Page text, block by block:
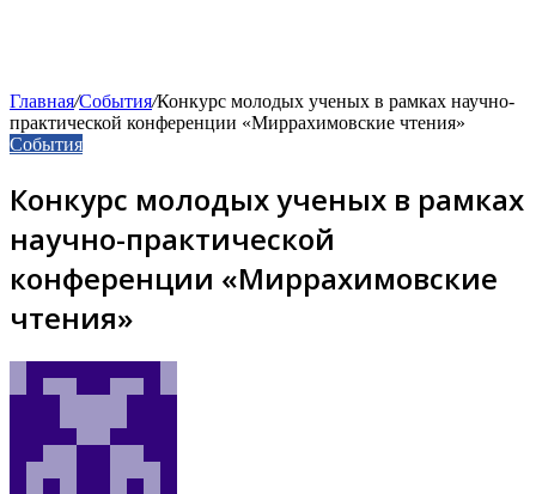
Главная/События/Конкурс молодых ученых в рамках научно-
практической конференции «Миррахимовские чтения»
События
Конкурс молодых ученых в рамках
научно-практической
конференции «Миррахимовские
чтения»